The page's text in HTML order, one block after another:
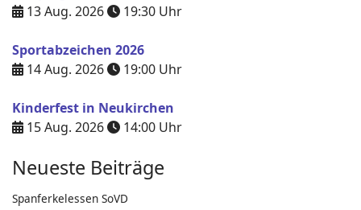
13 Aug. 2026
19:30 Uhr
Sportabzeichen 2026
14 Aug. 2026
19:00 Uhr
Kinderfest in Neukirchen
15 Aug. 2026
14:00 Uhr
Neueste Beiträge
Spanferkelessen SoVD